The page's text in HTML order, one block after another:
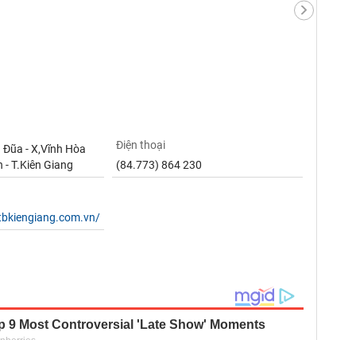
- X,Vĩnh Hòa
- T.Kiên Giang
Điện thoại
(84.773) 864 230